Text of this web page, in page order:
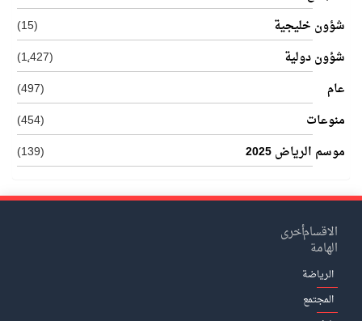
شؤون خليجية
(15)
شؤون دولية
(1٬427)
عام
(497)
منوعات
(454)
موسم الرياض 2025
(139)
الاقسام
الهامة
الرياضة
المجتمع
أخرى